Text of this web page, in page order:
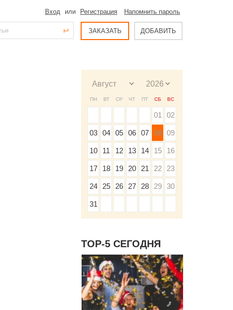
Вход или Регистрация Напомнить пароль
ЗАКАЗАТЬ ДОБАВИТЬ
ПН ВТ СР ЧТ ПТ СБ ВС
01 02
03 04 05 06 07 08 09
10 11 12 13 14 15 16
17 18 19 20 21 22 23
24 25 26 27 28 29 30
31
ТОР-5 СЕГОДНЯ